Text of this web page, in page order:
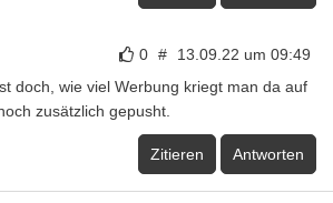
0 # 13.09.22 um 09:49
doch, wie viel Werbung kriegt man da auf
zusätzlich gepusht.
Zitieren Antworten